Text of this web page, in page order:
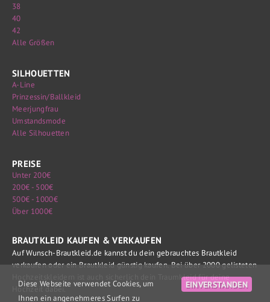
EINVERSTANDEN
Diese Webseite verwendet Cookies, um
Ihnen ein angenehmeres Surfen zu
38
40
42
Alle Größen
SILHOUETTEN
A-Line
Prinzessin/Ballkleid
Meerjungfrau
Umstandsmode
Alle Silhouetten
PREISE
Unter 200€
200€ - 500€
500€ - 1000€
Über 1000€
BRAUTKLEID KAUFEN & VERKAUFEN
Auf Wunsch-Brautkleid.de kannst du dein gebrauchtes Brautkleid
verkaufen oder ein Brautkleid günstig kaufen. Bei über 2000 gelisteten
Hochzeitskleidern ist auch sicherlich dein Traumkleid für deine
Hochzeit dabei.